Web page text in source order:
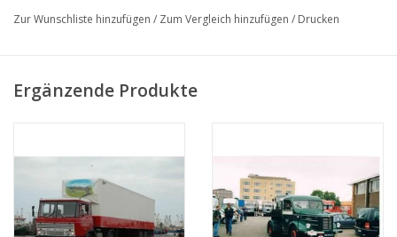
Zur Wunschliste hinzufügen / Zum Vergleich hinzufügen / Drucken
Ergänzende Produkte